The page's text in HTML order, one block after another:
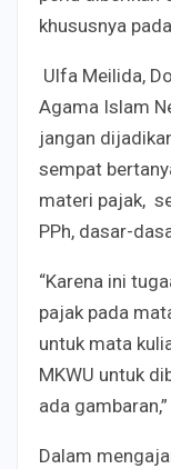
khususnya
Ulfa Meilida,
Agama Islam
jangan
sempat
materi pajak,
PPh, dasar-
“Karena ini
pajak pada
untuk mata
MKWU untuk
ada
Dalam